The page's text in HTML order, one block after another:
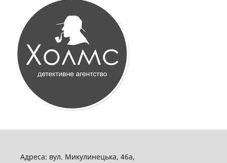
Адреса: вул. Микулинецька, 46а,